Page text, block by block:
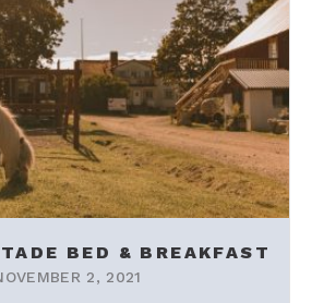
BED & BREAKFAST
2, 2021